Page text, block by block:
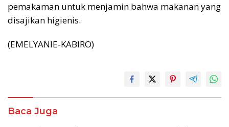
pemakaman untuk menjamin bahwa makanan yang
disajikan higienis.
(EMELYANIE-KABIRO)
Baca Juga